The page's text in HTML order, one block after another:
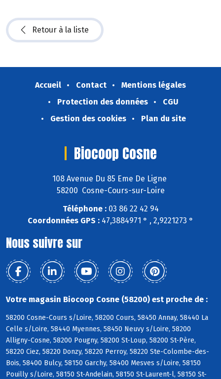
Retour à la liste
Accueil Contact
Mentions légales
Protection des données
CGU
Gestion des cookies
Plan du site
Biocoop Cosne
108 Avenue Du 85 Eme De Ligne
58200 Cosne-Cours-sur-Loire
Téléphone :03 86 22 42 94
Coordonnées GPS : 47,3884971 ° , 2,9221273 °
Nous suivre sur
Votre magasin Biocoop Cosne (58200) est proche de :
58200 Cosne-Cours s/Loire, 58200 Cours, 58450 Annay, 58440 La
Celle s/Loire, 58440 Myennes, 58450 Neuvy s/Loire, 58200
Alligny-Cosne, 58200 Pougny, 58200 St-Loup, 58200 St-Père,
58220 Ciez, 58220 Donzy, 58220 Perroy, 58220 Ste-Colombe-des-
Bois, 58400 Bulcy, 58150 Garchy, 58400 Mesves s/Loire, 58150
Pouilly s/Loire, 58150 St-Andelain, 58150 St-Laurent-l, 58150 St-